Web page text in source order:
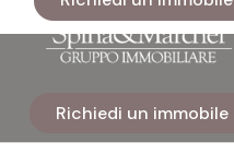
Richiedi un immobile
Codice